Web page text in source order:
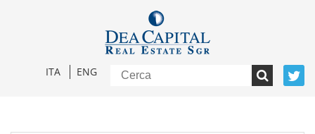
ITA ENG